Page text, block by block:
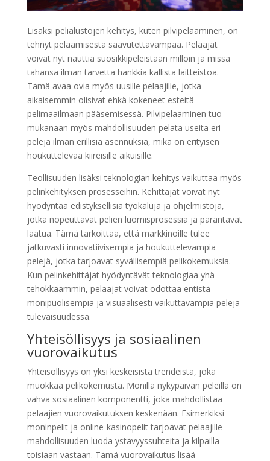
Lisäksi pelialustojen kehitys, kuten pilvipelaaminen, on
tehnyt pelaamisesta saavutettavampaa. Pelaajat
voivat nyt nauttia suosikkipeleistään milloin ja missä
tahansa ilman tarvetta hankkia kallista laitteistoa.
Tämä avaa ovia myös uusille pelaajille, jotka
aikaisemmin olisivat ehkä kokeneet esteitä
pelimaailmaan pääsemisessä. Pilvipelaaminen tuo
mukanaan myös mahdollisuuden pelata useita eri
pelejä ilman erillisiä asennuksia, mikä on erityisen
houkuttelevaa kiireisille aikuisille.
Teollisuuden lisäksi teknologian kehitys vaikuttaa myös
pelinkehityksen prosesseihin. Kehittäjät voivat nyt
hyödyntää edistyksellisiä työkaluja ja ohjelmistoja,
jotka nopeuttavat pelien luomisprosessia ja parantavat
laatua. Tämä tarkoittaa, että markkinoille tulee
jatkuvasti innovatiivisempia ja houkuttelevampia
pelejä, jotka tarjoavat syvällisempiä pelikokemuksia.
Kun pelinkehittäjät hyödyntävät teknologiaa yhä
tehokkaammin, pelaajat voivat odottaa entistä
monipuolisempia ja visuaalisesti vaikuttavampia pelejä
tulevaisuudessa.
Yhteisöllisyys ja sosiaalinen
vuorovaikutus
Yhteisöllisyys on yksi keskeisistä trendeistä, joka
muokkaa pelikokemusta. Monilla nykypäivän peleillä on
vahva sosiaalinen komponentti, joka mahdollistaa
pelaajien vuorovaikutuksen keskenään. Esimerkiksi
moninpelit ja online-kasinopelit tarjoavat pelaajille
mahdollisuuden luoda ystävyyssuhteita ja kilpailla
toisiaan vastaan. Tämä vuorovaikutus lisää